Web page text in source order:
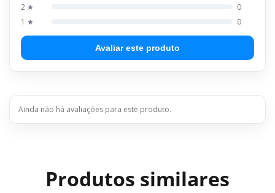
2 ★
0
1 ★
0
Avaliar este produto
Ainda não há avaliações para este produto.
Produtos similares